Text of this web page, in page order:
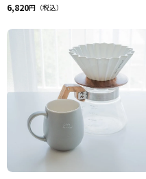
6,820円（税込）